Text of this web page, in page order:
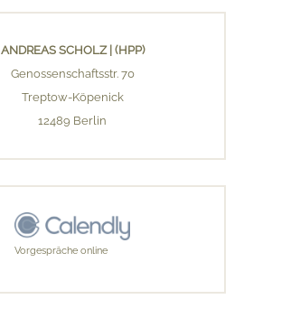
ANDREAS SCHOLZ | (HPP)
Genossenschaftsstr. 70
Treptow-Köpenick
12489 Berlin
Vorgespräche online